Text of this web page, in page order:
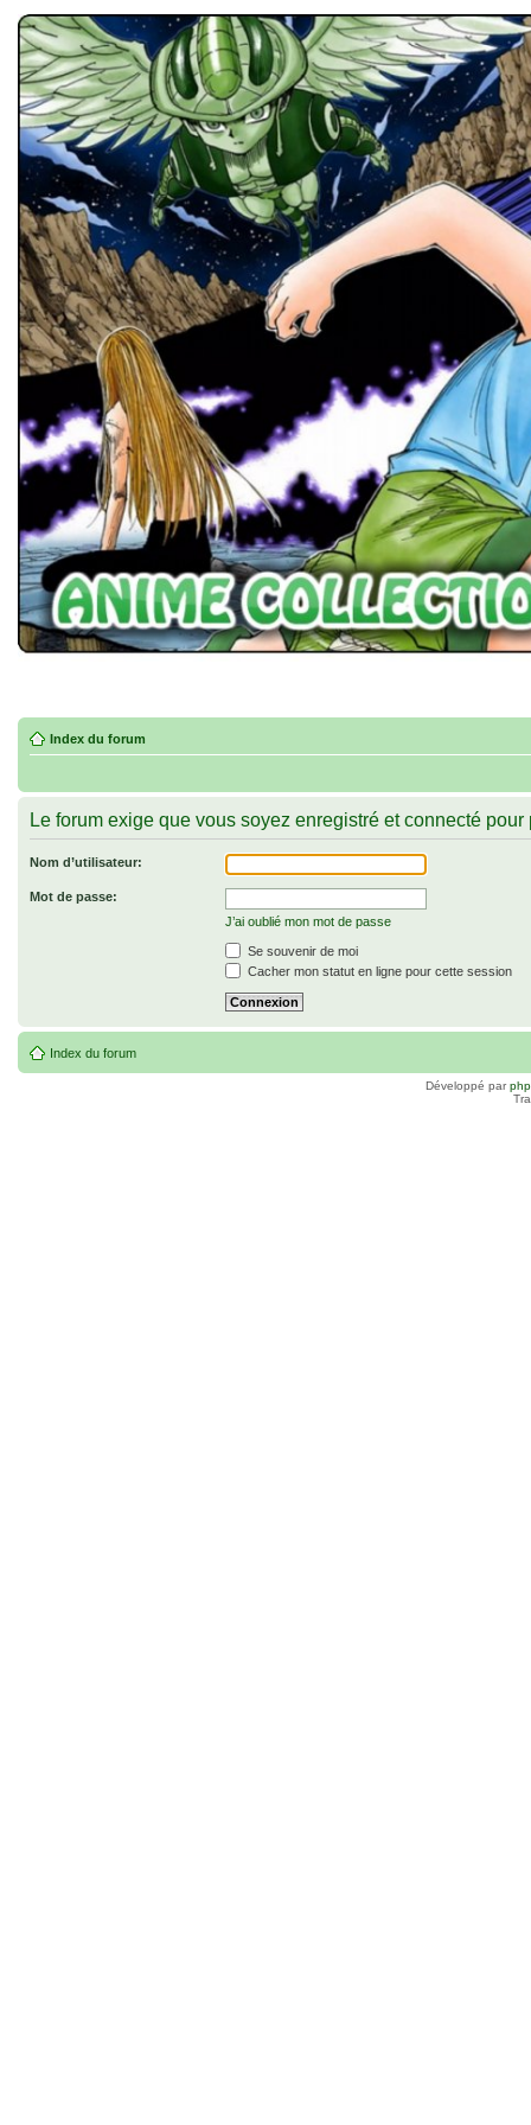
Index du forum
Le forum exige que vous soyez enregistré et connecté
Nom d’utilisateur:
Mot de passe:
J’ai oublié mon mot de passe
Se souvenir de moi
Cacher mon statut en ligne pour cette session
Index du forum
Développé par